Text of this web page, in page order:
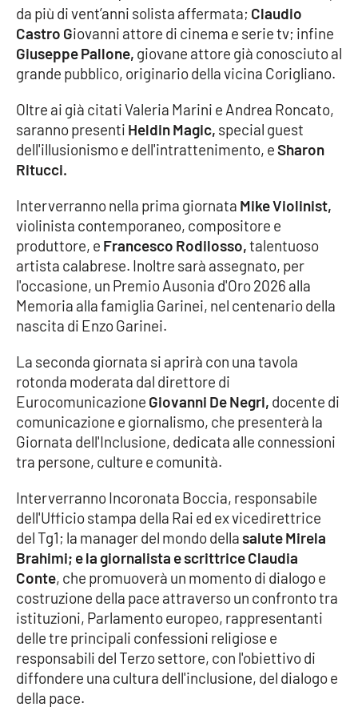
EDIZIONI
LOCALI
Crotone
Vibo Valentia
Reggio Calabria
Cosenza
Lamezia Terme
PROGETTI
SPECIALI
Buona Sanità Calabria
LA
CALABRIAVISIONE
Destinazioni
Eventi
Food
Storie
LAC
NETWORK
da più di vent’anni solista affermata; Claudio
Castro Giovanni attore di cinema e serie tv; infine
Giuseppe Pallone, giovane attore già conosciuto al
grande pubblico, originario della vicina Corigliano.
Oltre ai già citati Valeria Marini e Andrea Roncato,
saranno presenti Heldin Magic, special guest
dell'illusionismo e dell'intrattenimento, eSharon
Ritucci.
Interverranno nella prima giornata Mike Violinist,
violinista contemporaneo, compositore e
produttore, e Francesco Rodilosso,talentuoso
artista calabrese. Inoltre sarà assegnato, per
l'occasione, un Premio Ausonia d'Oro 2026 alla
Memoria alla famiglia Garinei, nel centenario della
nascita di Enzo Garinei.
La seconda giornata si aprirà con una tavola
rotonda moderata dal direttore di
Eurocomunicazione Giovanni De Negri, docente di
comunicazione e giornalismo, che presenterà la
Giornata dell'Inclusione, dedicata alle connessioni
tra persone, culture e comunità.
Interverranno Incoronata Boccia, responsabile
dell'Ufficio stampa della Rai ed ex vicedirettrice
del Tg1; la manager del mondo dellasalute Mirela
Brahimi; e la giornalista e scrittrice Claudia
Conte, che promuoverà un momento di dialogo e
costruzione della pace attraverso un confronto tra
istituzioni, Parlamento europeo, rappresentanti
delle tre principali confessioni religiose e
responsabili del Terzo settore, con l'obiettivo di
diffondere una cultura dell'inclusione, del dialogo e
della pace.